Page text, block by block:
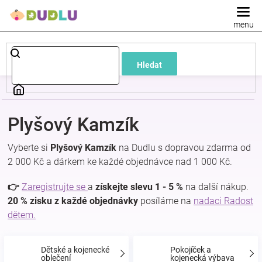
Hledat
Dětské
a
oblečení
a
Plyšový Kamzík
Vyberte si Plyšový Kamzík na Dudlu s dopravou zdarma od
2 000 Kč a dárkem ke každé objednávce nad 1 000 Kč.
👉 Zaregistrujte se a získejte slevu 1 - 5 % na další nákup.
20 % zisku z každé objednávky posíláme na nadaci Radost
dětem.
Dětské a kojenecké
oblečení
Pokojíček a
kojenecká výbava